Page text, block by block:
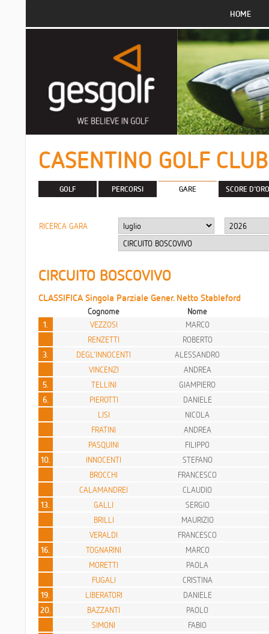
HOME
CASENTINO GOLF
GOLF PERCORSI GARE SCORE D'ORO
RICERCA GARA
CIRCUITO BOSCOVIVO
CLASSIFICA Singola Parziale Gener. Netto Stableford
Cognome
Nome
1.
VEZZOSI
MARCO
RENZETTI
ROBERTO
3.
DEGL'INNOCENTI
ALESSANDRO
VINCENZI
ANDREA
5.
TELLINI
GIAMPIERO
6.
PIEROTTI
DANIELE
LISI
NICOLA
FRATINI
ANDREA
PASQUINI
FILIPPO
10.
INNOCENTI
STEFANO
BROCCHI
FRANCESCO
CALAMANDREI
CLAUDIO
13.
GALLI
SERGIO
BRILLI
MAURIZIO
VERALDI
FRANCESCO
16.
TOGNARINI
MARCO
MORETTI
PAOLA
FUGALI
CRISTINA
19.
LIBERATORI
DANIELE
20.
BAZZANTI
PAOLO
SIMONI
FABIO